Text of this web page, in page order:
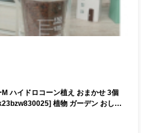
ハイドロコーン植え おまかせ 3個
植物 ガーデン おしゃ